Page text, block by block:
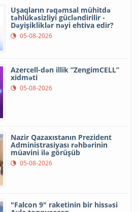
Uşaqların rəqəmsal mühitdə
təhlükəsizliyi gücləndirilir -
Dəyişikliklər nəyi ehtiva edir?
05-08-2026
Azercell-dən illik “ZengimCELL”
xidməti
05-08-2026
Nazir Qazaxıstanın Prezident
Administrasiyası rəhbərinin
müavini ilə görüşüb
05-08-2026
"Falcon 9" raketinin bir hissəsi